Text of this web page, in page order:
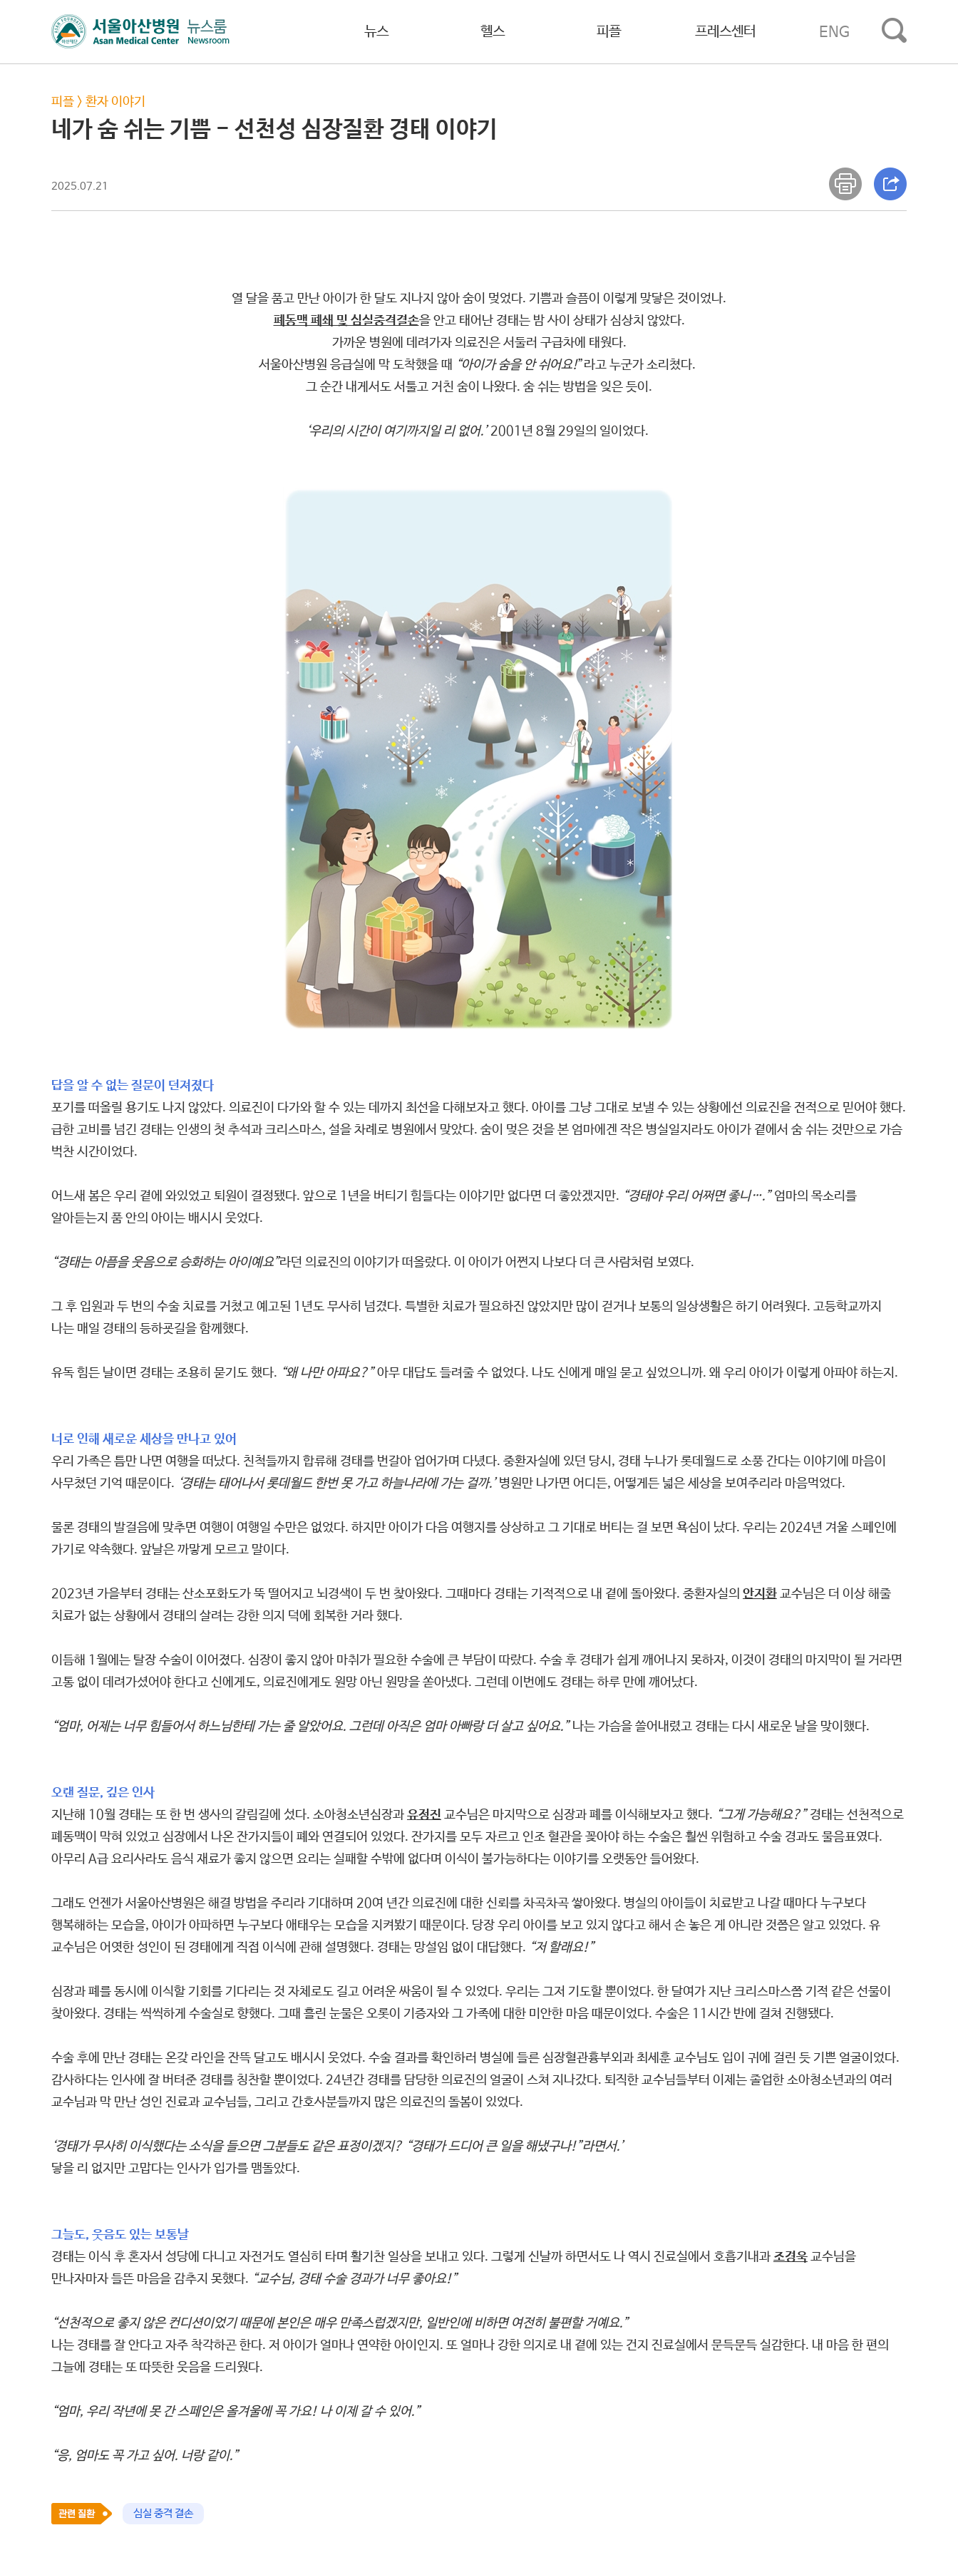
뉴스 헬스 피플 프레스센터 ENG
피플 > 환자 이야기
네가 숨 쉬는 기쁨 - 선천성 심장질환 경태 이야기
2025.07.21
열 달을 품고 만난 아이가 한 달도 지나지 않아 숨이 멎었다. 기쁨과 슬픔이 이렇게 맞닿은 것이었나.
폐동맥 폐쇄 및 심실중격결손을 안고 태어난 경태는 밤 사이 상태가 심상치 않았다.
가까운 병원에 데려가자 의료진은 서둘러 구급차에 태웠다.
서울아산병원 응급실에 막 도착했을 때 “아이가 숨을 안 쉬어요!”라고 누군가 소리쳤다.
그 순간 내게서도 서툴고 거친 숨이 나왔다. 숨 쉬는 방법을 잊은 듯이.
‘우리의 시간이 여기까지일 리 없어.’ 2001년 8월 29일의 일이었다.
답을 알 수 없는 질문이 던져졌다
포기를 떠올릴 용기도 나지 않았다. 의료진이 다가와 할 수 있는 데까지 최선을 다해보자고 했다. 아이를 그냥 그대로 보낼 수 있는 상황에선 의료진을 전적으로 믿어야 했다.
급한 고비를 넘긴 경태는 인생의 첫 추석과 크리스마스, 설을 차례로 병원에서 맞았다. 숨이 멎은 것을 본 엄마에겐 작은 병실일지라도 아이가 곁에서 숨 쉬는 것만으로 가슴
벅찬 시간이었다.
어느새 봄은 우리 곁에 와있었고 퇴원이 결정됐다. 앞으로 1년을 버티기 힘들다는 이야기만 없다면 더 좋았겠지만. “경태야 우리 어쩌면 좋니….” 엄마의 목소리를
알아듣는지 품 안의 아이는 배시시 웃었다.
“경태는 아픔을 웃음으로 승화하는 아이예요”라던 의료진의 이야기가 떠올랐다. 이 아이가 어쩐지 나보다 더 큰 사람처럼 보였다.
그 후 입원과 두 번의 수술 치료를 거쳤고 예고된 1년도 무사히 넘겼다. 특별한 치료가 필요하진 않았지만 많이 걷거나 보통의 일상생활은 하기 어려웠다. 고등학교까지
나는 매일 경태의 등하굣길을 함께했다.
유독 힘든 날이면 경태는 조용히 묻기도 했다. “왜 나만 아파요?”아무 대답도 들려줄 수 없었다. 나도 신에게 매일 묻고 싶었으니까. 왜 우리 아이가 이렇게 아파야 하는지.
너로 인해 새로운 세상을 만나고 있어
우리 가족은 틈만 나면 여행을 떠났다. 친척들까지 합류해 경태를 번갈아 업어가며 다녔다. 중환자실에 있던 당시, 경태 누나가 롯데월드로 소풍 간다는 이야기에 마음이
사무쳤던 기억 때문이다. ‘경태는 태어나서 롯데월드 한번 못 가고 하늘나라에 가는 걸까.’ 병원만 나가면 어디든, 어떻게든 넓은 세상을 보여주리라 마음먹었다.
물론 경태의 발걸음에 맞추면 여행이 여행일 수만은 없었다. 하지만 아이가 다음 여행지를 상상하고 그 기대로 버티는 걸 보면 욕심이 났다. 우리는 2024년 겨울 스페인에
가기로 약속했다. 앞날은 까맣게 모르고 말이다.
2023년 가을부터 경태는 산소포화도가 뚝 떨어지고 뇌경색이 두 번 찾아왔다. 그때마다 경태는 기적적으로 내 곁에 돌아왔다. 중환자실의 안지환 교수님은 더 이상 해줄
치료가 없는 상황에서 경태의 살려는 강한 의지 덕에 회복한 거라 했다.
이듬해 1월에는 탈장 수술이 이어졌다. 심장이 좋지 않아 마취가 필요한 수술에 큰 부담이 따랐다. 수술 후 경태가 쉽게 깨어나지 못하자, 이것이 경태의 마지막이 될 거라면
고통 없이 데려가셨어야 한다고 신에게도, 의료진에게도 원망 아닌 원망을 쏟아냈다. 그런데 이번에도 경태는 하루 만에 깨어났다.
“엄마, 어제는 너무 힘들어서 하느님한테 가는 줄 알았어요. 그런데 아직은 엄마 아빠랑 더 살고 싶어요.”나는 가슴을 쓸어내렸고 경태는 다시 새로운 날을 맞이했다.
오랜 질문, 깊은 인사
지난해 10월 경태는 또 한 번 생사의 갈림길에 섰다. 소아청소년심장과 유정진 교수님은 마지막으로 심장과 폐를 이식해보자고 했다. “그게 가능해요?” 경태는 선천적으로
폐동맥이 막혀 있었고 심장에서 나온 잔가지들이 폐와 연결되어 있었다. 잔가지를 모두 자르고 인조 혈관을 꽂아야 하는 수술은 훨씬 위험하고 수술 경과도 물음표였다.
아무리 A급 요리사라도 음식 재료가 좋지 않으면 요리는 실패할 수밖에 없다며 이식이 불가능하다는 이야기를 오랫동안 들어왔다.
그래도 언젠가 서울아산병원은 해결 방법을 주리라 기대하며 20여 년간 의료진에 대한 신뢰를 차곡차곡 쌓아왔다. 병실의 아이들이 치료받고 나갈 때마다 누구보다
행복해하는 모습을, 아이가 아파하면 누구보다 애태우는 모습을 지켜봤기 때문이다. 당장 우리 아이를 보고 있지 않다고 해서 손 놓은 게 아니란 것쯤은 알고 있었다. 유
교수님은 어엿한 성인이 된 경태에게 직접 이식에 관해 설명했다. 경태는 망설임 없이 대답했다. “저 할래요!”
심장과 폐를 동시에 이식할 기회를 기다리는 것 자체로도 길고 어려운 싸움이 될 수 있었다. 우리는 그저 기도할 뿐이었다. 한 달여가 지난 크리스마스쯤 기적 같은 선물이
찾아왔다. 경태는 씩씩하게 수술실로 향했다. 그때 흘린 눈물은 오롯이 기증자와 그 가족에 대한 미안한 마음 때문이었다. 수술은 11시간 반에 걸쳐 진행됐다.
수술 후에 만난 경태는 온갖 라인을 잔뜩 달고도 배시시 웃었다. 수술 결과를 확인하러 병실에 들른 심장혈관흉부외과 최세훈 교수님도 입이 귀에 걸린 듯 기쁜 얼굴이었다.
감사하다는 인사에 잘 버텨준 경태를 칭찬할 뿐이었다. 24년간 경태를 담당한 의료진의 얼굴이 스쳐 지나갔다. 퇴직한 교수님들부터 이제는 졸업한 소아청소년과의 여러
교수님과 막 만난 성인 진료과 교수님들, 그리고 간호사분들까지 많은 의료진의 돌봄이 있었다.
‘경태가 무사히 이식했다는 소식을 들으면 그분들도 같은 표정이겠지? “경태가 드디어 큰 일을 해냈구나!”라면서.’
닿을 리 없지만 고맙다는 인사가 입가를 맴돌았다.
그늘도, 웃음도 있는 보통날
경태는 이식 후 혼자서 성당에 다니고 자전거도 열심히 타며 활기찬 일상을 보내고 있다. 그렇게 신날까 하면서도 나 역시 진료실에서 호흡기내과 조경욱 교수님을
만나자마자 들뜬 마음을 감추지 못했다. “교수님, 경태 수술 경과가 너무 좋아요!”
“선천적으로 좋지 않은 컨디션이었기 때문에 본인은 매우 만족스럽겠지만, 일반인에 비하면 여전히 불편할 거예요.”
나는 경태를 잘 안다고 자주 착각하곤 한다. 저 아이가 얼마나 연약한 아이인지. 또 얼마나 강한 의지로 내 곁에 있는 건지 진료실에서 문득문득 실감한다. 내 마음 한 편의
그늘에 경태는 또 따뜻한 웃음을 드리웠다.
“엄마, 우리 작년에 못 간 스페인은 올겨울에 꼭 가요! 나 이제 갈 수 있어.”
“응, 엄마도 꼭 가고 싶어. 너랑 같이.”
심실 중격 결손